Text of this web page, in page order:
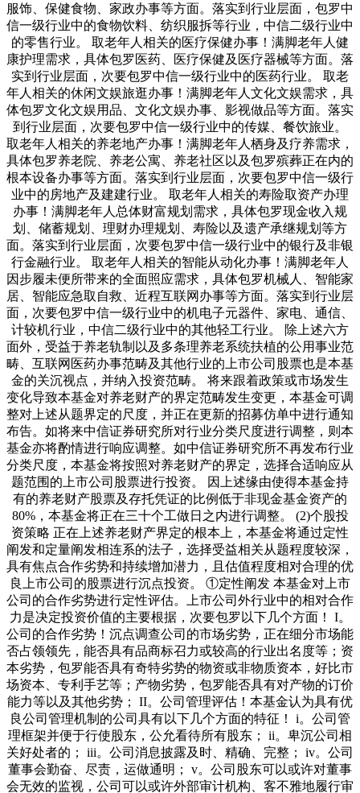
服饰、保健食物、家政办事等方面。落实到行业层面，包罗中
信一级行业中的食物饮料、纺织服拆等行业，中信二级行业中
的零售行业。 取老年人相关的医疗保健办事！满脚老年人健
康护理需求，具体包罗医药、医疗保健及医疗器械等方面。落
实到行业层面，次要包罗中信一级行业中的医药行业。 取老
年人相关的休闲文娱旅逛办事！满脚老年人文化文娱需求，具
体包罗文化文娱用品、文化文娱办事、影视做品等方面。落实
到行业层面，次要包罗中信一级行业中的传媒、餐饮旅业。
取老年人相关的养老地产办事！满脚老年人栖身及疗养需求，
具体包罗养老院、养老公寓、养老社区以及包罗殡葬正在内的
根本设备办事等方面。落实到行业层面，次要包罗中信一级行
业中的房地产及建建行业。 取老年人相关的寿险取资产办理
办事！满脚老年人总体财富规划需求，具体包罗现金收入规
划、储蓄规划、理财办理规划、寿险以及遗产承继规划等方
面。落实到行业层面，次要包罗中信一级行业中的银行及非银
行金融行业。 取老年人相关的智能从动化办事！满脚老年人
因步履未便所带来的全面照应需求，具体包罗机械人、智能家
居、智能应急取自救、近程互联网办事等方面。落实到行业层
面，次要包罗中信一级行业中的机电子元器件、家电、通信、
计较机行业，中信二级行业中的其他轻工行业。 除上述六方
面外，受益于养老轨制以及多条理养老系统扶植的公用事业范
畴、互联网医药办事范畴及其他行业的上市公司股票也是本基
金的关沉视点，并纳入投资范畴。 将来跟着政策或市场发生
变化导致本基金对养老财产的界定范畴发生变更，本基金可调
整对上述从题界定的尺度，并正在更新的招募仿单中进行通知
布告。如将来中信证券研究所对行业分类尺度进行调整，则本
基金亦将酌情进行响应调整。如中信证券研究所不再发布行业
分类尺度，本基金将按照对养老财产的界定，选择合适响应从
题范围的上市公司股票进行投资。 因上述缘由使得本基金持
有的养老财产股票及存托凭证的比例低于非现金基金资产的
80%，本基金将正在三十个工做日之内进行调整。 (2)个股投
资策略 正在上述养老财产界定的根本上，本基金将通过定性
阐发和定量阐发相连系的法子，选择受益相关从题程度较深，
具有焦点合作劣势和持续增加潜力，且估值程度相对合理的优
良上市公司的股票进行沉点投资。 ①定性阐发 本基金对上市
公司的合作劣势进行定性评估。上市公司外行业中的相对合作
力是决定投资价值的主要根据，次要包罗以下几个方面！ I。
公司的合作劣势！沉点调查公司的市场劣势，正在细分市场能
否占领领先，能否具有品商标召力或较高的行业出名度等；资
本劣势，包罗能否具有奇特劣势的物资或非物质资本，好比市
场资本、专利手艺等；产物劣势，包罗能否具有对产物的订价
能力等以及其他劣势； II。公司管理评估！本基金认为具有优
良公司管理机制的公司具有以下几个方面的特征！ i。公司管
理框架并便于行使股东，公允看待所有股东； ii。卑沉公司相
关好处者的； iii。公司消息披露及时、精确、完整； iv。公司
董事会勤奋、尽责，运做通明； v。公司股东可以或许对董事
会无效的监视，公司可以或许外部审计机构、客不雅地履行审